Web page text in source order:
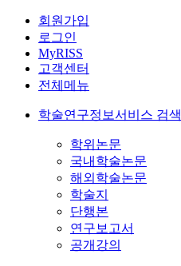
회원가입
로그인
MyRISS
고객센터
전체메뉴
학술연구정보서비스 검색
학위논문
국내학술논문
해외학술논문
학술지
단행본
연구보고서
공개강의